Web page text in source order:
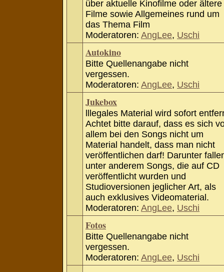
über aktuelle Kinofilme oder ältere
Filme sowie Allgemeines rund um
das Thema Film
Moderatoren: AngLee, Uschi
Autokino
Bitte Quellenangabe nicht
vergessen.
Moderatoren: AngLee, Uschi
Jukebox
lllegales Material wird sofort
Achtet bitte darauf, dass es sich
allem bei den Songs nicht um
Material handelt, dass man nicht
veröffentlichen darf! Darunter
unter anderem Songs, die auf CD
veröffentlicht wurden und
Studioversionen jeglicher Art, als
auch exklusives Videomaterial.
Moderatoren: AngLee, Uschi
Fotos
Bitte Quellenangabe nicht
vergessen.
Moderatoren: AngLee, Uschi